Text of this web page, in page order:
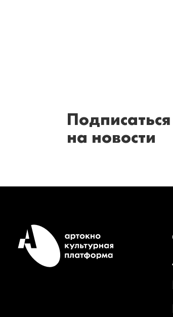
Подписаться
на новости